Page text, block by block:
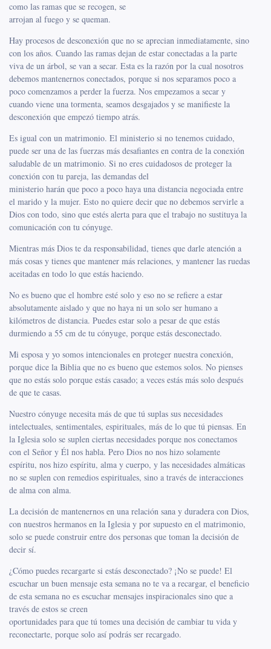
como las ramas que se recogen, se
arrojan al fuego y se queman.
Hay procesos de desconexión que no se aprecian inmediatamente, sino
con los años. Cuando las ramas dejan de estar conectadas a la parte
viva de un árbol, se van a secar. Esta es la razón por la cual nosotros
debemos mantenernos conectados, porque si nos separamos poco a
poco comenzamos a perder la fuerza. Nos empezamos a secar y
cuando viene una tormenta, seamos desgajados y se manifieste la
desconexión que empezó tiempo atrás.
Es igual con un matrimonio. El ministerio si no tenemos cuidado,
puede ser una de las fuerzas más desafiantes en contra de la conexión
saludable de un matrimonio. Si no eres cuidadosos de proteger la
conexión con tu pareja, las demandas del
ministerio harán que poco a poco haya una distancia negociada entre
el marido y la mujer. Esto no quiere decir que no debemos servirle a
Dios con todo, sino que estés alerta para que el trabajo no sustituya la
comunicación con tu cónyuge.
Mientras más Dios te da responsabilidad, tienes que darle atención a
más cosas y tienes que mantener más relaciones, y mantener las ruedas
aceitadas en todo lo que estás haciendo.
No es bueno que el hombre esté solo y eso no se refiere a estar
absolutamente aislado y que no haya ni un solo ser humano a
kilómetros de distancia. Puedes estar solo a pesar de que estás
durmiendo a 55 cm de tu cónyuge, porque estás desconectado.
Mi esposa y yo somos intencionales en proteger nuestra conexión,
porque dice la Biblia que no es bueno que estemos solos. No pienses
que no estás solo porque estás casado; a veces estás más solo después
de que te casas.
Nuestro cónyuge necesita más de que tú suplas sus necesidades
intelectuales, sentimentales, espirituales, más de lo que tú piensas. En
la Iglesia solo se suplen ciertas necesidades porque nos conectamos
con el Señor y Él nos habla. Pero Dios no nos hizo solamente
espíritu, nos hizo espíritu, alma y cuerpo, y las necesidades almáticas
no se suplen con remedios espirituales, sino a través de interacciones
de alma con alma.
La decisión de mantenernos en una relación sana y duradera con Dios,
con nuestros hermanos en la Iglesia y por supuesto en el matrimonio,
solo se puede construir entre dos personas que toman la decisión de
decir sí.
¿Cómo puedes recargarte si estás desconectado? ¡No se puede! El
escuchar un buen mensaje esta semana no te va a recargar, el beneficio
de esta semana no es escuchar mensajes inspiracionales sino que a
través de estos se creen
oportunidades para que tú tomes una decisión de cambiar tu vida y
reconectarte, porque solo así podrás ser recargado.